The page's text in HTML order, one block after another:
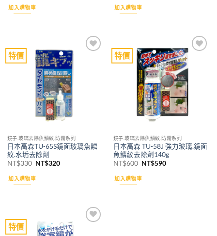
價
格：
加入購物車 加入購物車
特價
鏡子.玻璃去除魚鱗紋.防霧系列
日本高森TU-65S鏡面玻璃魚鱗
紋.水垢去除劑
NT$330 原
價
格：
NT$320目
加入購物車
特價
Add to
wishlist
鏡子.玻璃去除魚鱗紋.防霧系列
日本高森 TU-58J 強力玻璃.鏡面
魚鱗紋去除劑140g
NT$600 原
價
格：
NT$590目
加入購物車
特價